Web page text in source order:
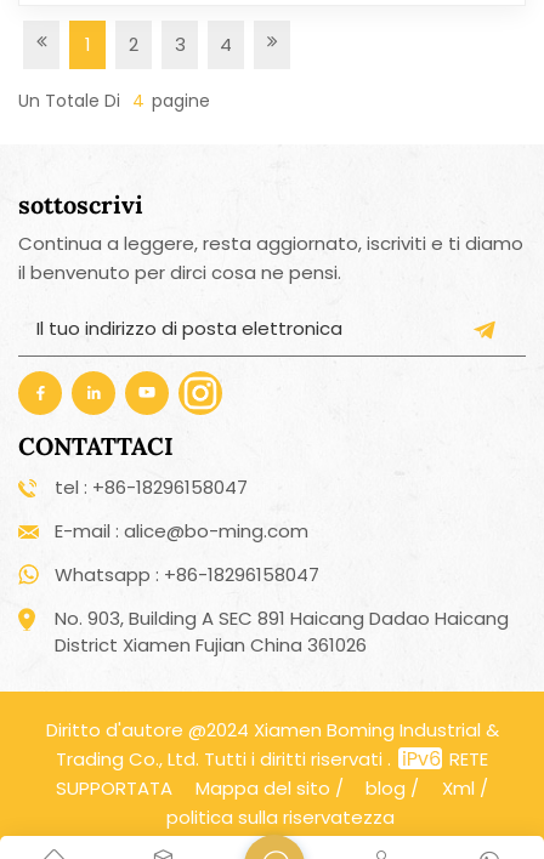
1 2 3 4
Un Totale Di 4 Pagine
sottoscrivi
Continua a leggere, resta aggiornato, iscriviti e ti diamo
il benvenuto per dirci cosa ne pensi.
CONTATTACI
tel : +86-18296158047
E-mail : alice@bo-ming.com
Whatsapp : +86-18296158047
No. 903, Building A SEC 891 Haicang Dadao Haicang
District Xiamen Fujian China 361026
Diritto d'autore @2024 Xiamen Boming Industrial &
Trading Co., Ltd. Tutti i diritti riservati .
RETE
SUPPORTATA
Mappa del sito / blog / Xml /
politica sulla riservatezza